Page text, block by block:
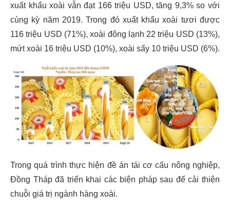
xuất khẩu xoài vẫn đạt 166 triệu USD, tăng 9,3% so với
cùng kỳ năm 2019. Trong đó xuất khẩu xoài tươi được
116 triệu USD (71%), xoài đông lạnh 22 triệu USD (13%),
mứt xoài 16 triệu USD (10%), xoài sấy 10 triệu USD (6%).
Trong quá trình thực hiện đề án tái cơ cấu nông nghiệp,
Đồng Tháp đã triển khai các biện pháp sau để cải thiện
chuỗi giá trị ngành hàng xoài.